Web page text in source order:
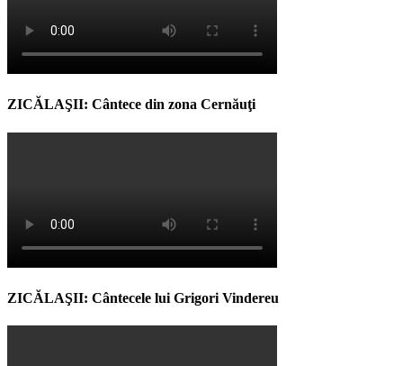
ZICĂLAŞII: Cântece din zona Cernăuţi
ZICĂLAŞII: Cântecele lui Grigori Vindereu